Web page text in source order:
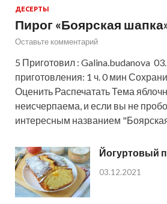
ДЕСЕРТЫ
Пирог «Боярская
Оставьте комментарий
5 Приготовил : Galina.budanova
приготовления: 1 ч. 0 мин
Оценить Распечатать Тема
неисчерпаема, и если вы не
интересным названием
Йогуртовый
03.12.2021